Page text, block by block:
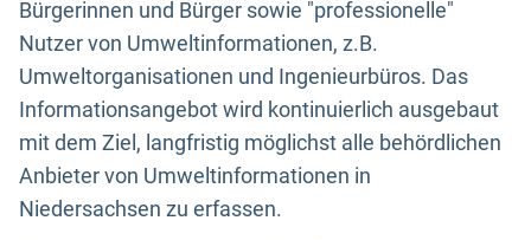
Bürgerinnen und Bürger sowie "professionelle"
Nutzer von Umweltinformationen, z.B.
Umweltorganisationen und Ingenieurbüros. Das
Informationsangebot wird kontinuierlich ausgebaut
mit dem Ziel, langfristig möglichst alle behördlichen
Anbieter von Umweltinformationen in
Niedersachsen zu erfassen.